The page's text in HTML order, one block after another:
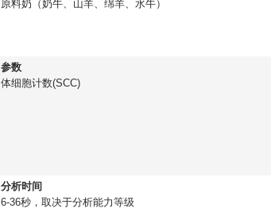
原料奶（奶牛、山羊、绵羊、水牛）
参数
体细胞计数(SCC)
分析时间
6-36秒，取决于分析能力等级